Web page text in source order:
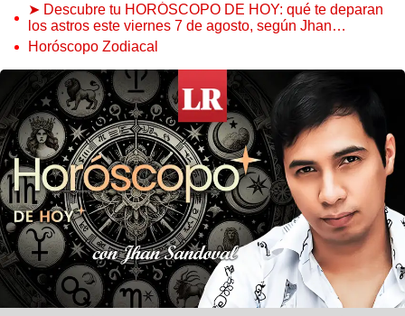
➤ Descubre tu HORÓSCOPO DE HOY: qué te deparan
los astros este viernes 7 de agosto, según Jhan
Sandoval
Horóscopo Zodiacal